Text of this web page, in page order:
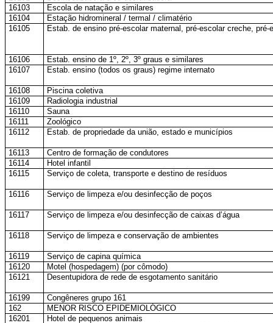
16103
Escola de natação e similares
16104
Estação hidromineral / termal / climatério
16105
Estab. de ensino pré-escolar maternal, pré-escolar creche,
16106
Estab. ensino de 1º, 2º, 3º graus e similares
16107
Estab. ensino (todos os graus) regime internato
16108
Piscina coletiva
16109
Radiologia industrial
16110
Sauna
16111
Zoológico
16112
Estab. de propriedade da união, estado e municípios
16113
Centro de formação de condutores
16114
Hotel infantil
16115
Serviço de coleta, transporte e destino de resíduos
16116 Serviço de limpeza e/ou desinfecção de poços
16117 Serviço de limpeza e/ou desinfecção de caixas d’água
16118 Serviço de limpeza e conservação de ambientes
16119
Serviço de capina química
16120
Motel (hospedagem) (por cômodo)
16121
Desentupidora de rede de esgotamento sanitário
16199
Congêneres grupo 161
162
MENOR RISCO EPIDEMIOLÓGICO
16201
Hotel de pequenos animais